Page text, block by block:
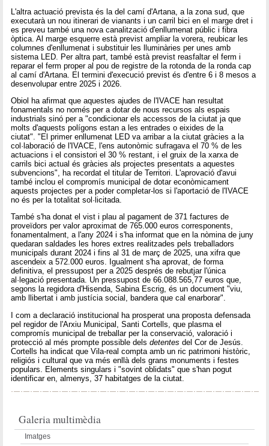
L'altra actuació prevista és la del camí d'Artana, a la zona sud, que
executarà un nou itinerari de vianants i un carril bici en el marge dret i
es preveu també una nova canalització d'enllumenat públic i fibra
òptica. Al marge esquerre està previst ampliar la vorera, reubicar les
columnes d'enllumenat i substituir les lluminàries per unes amb
sistema LED. Per altra part, també està previst reasfaltar el ferm i
reparar el ferm proper al pou de registre de la rotonda de la ronda cap
al camí d'Artana. El termini d'execució previst és d'entre 6 i 8 mesos a
desenvolupar entre 2025 i 2026.
Obiol ha afirmat que aquestes ajudes de l'IVACE han resultat
fonamentals no només per a dotar de nous recursos als espais
industrials sinó per a "condicionar els accessos de la ciutat ja que
molts d'aquests polígons estan a les entrades o eixides de la
ciutat". "El primer enllumenat LED va arribar a la ciutat gràcies a la
col·laboració de l'IVACE, l'ens autonòmic sufragava el 70 % de les
actuacions i el consistori el 30 % restant, i el gruix de la xarxa de
carrils bici actual és gràcies als projectes presentats a aquestes
subvencions", ha recordat el titular de Territori. L'aprovació d'avui
també inclou el compromís municipal de dotar econòmicament
aquests projectes per a poder completar-los si l'aportació de l'IVACE
no és per la totalitat sol·licitada.
També s'ha donat el vist i plau al pagament de 371 factures de
proveïdors per valor aproximat de 765.000 euros corresponents,
fonamentalment, a l'any 2024 i s'ha informat que en la nòmina de juny
quedaran saldades les hores extres realitzades pels treballadors
municipals durant 2024 i fins al 31 de març de 2025, una xifra que
ascendeix a 572.000 euros. Igualment s'ha aprovat, de forma
definitiva, el pressupost per a 2025 després de rebutjar l'única
al·legació presentada. Un pressupost de 66.088.565,77 euros que,
segons la regidora d'Hisenda, Sabina Escrig, és un document "viu,
amb llibertat i amb justícia social, bandera que cal enarborar".
I com a declaració institucional ha prosperat una proposta defensada
pel regidor de l'Arxiu Municipal, Santi Cortells, que plasma el
compromís municipal de treballar per la conservació, valoració i
protecció al més prompte possible delsdetentes del Cor de Jesús.
Cortells ha indicat que Vila-real compta amb un ric patrimoni històric,
religiós i cultural que va més enllà dels grans monuments i festes
populars. Elements singulars i "sovint oblidats" que s'han pogut
identificar en, almenys, 37 habitatges de la ciutat.
Galeria multimèdia
Imatges